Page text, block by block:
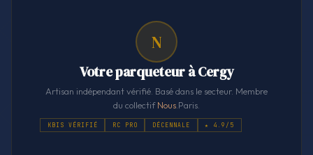
N
Votre parqueteur à Cergy
Artisan indépendant vérifié. Basé dans le secteur. Membre
du collectifNous .Paris.
KBIS VÉRIFIÉ RC PRO DÉCENNALE ★ 4.9/5